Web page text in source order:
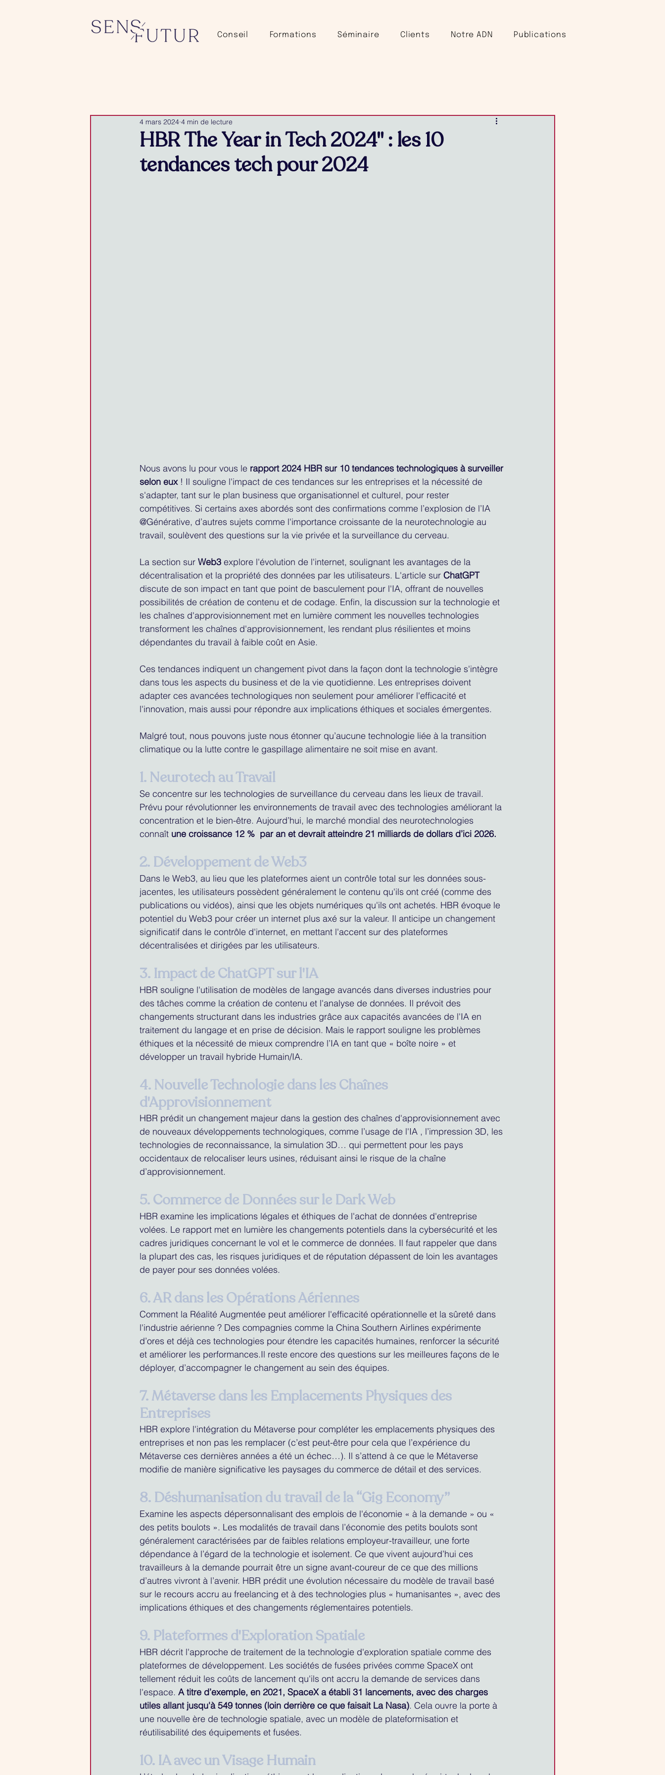
Conseil Formations Séminaire Clients Notre ADN Publications
HBR The Year in Tech 2024" : les 10
tendances tech pour 2024
4 mars 2024 4 min de lecture
Nous avons lu pour vous le rapport 2024 HBR sur 10 tendances technologiques à surveiller
selon eux ! Il souligne l'impact de ces tendances sur les entreprises et la nécessité de
s'adapter, tant sur le plan business que organisationnel et culturel, pour rester
compétitives. Si certains axes abordés sont des confirmations comme l’explosion de l’IA
@Générative, d’autres sujets comme l'importance croissante de la neurotechnologie au
travail, soulèvent des questions sur la vie privée et la surveillance du cerveau.
La section sur Web3 explore l'évolution de l'internet, soulignant les avantages de la
décentralisation et la propriété des données par les utilisateurs. L'article sur ChatGPT
discute de son impact en tant que point de basculement pour l'IA, offrant de nouvelles
possibilités de création de contenu et de codage. Enfin, la discussion sur la technologie et
les chaînes d'approvisionnement met en lumière comment les nouvelles technologies
transforment les chaînes d'approvisionnement, les rendant plus résilientes et moins
dépendantes du travail à faible coût en Asie.
Ces tendances indiquent un changement pivot dans la façon dont la technologie s'intègre
dans tous les aspects du business et de la vie quotidienne. Les entreprises doivent
adapter ces avancées technologiques non seulement pour améliorer l'efficacité et
l'innovation, mais aussi pour répondre aux implications éthiques et sociales émergentes.
Malgré tout, nous pouvons juste nous étonner qu’aucune technologie liée à la transition
climatique ou la lutte contre le gaspillage alimentaire ne soit mise en avant.
1. Neurotech au Travail
Se concentre sur les technologies de surveillance du cerveau dans les lieux de travail.
Prévu pour révolutionner les environnements de travail avec des technologies améliorant la
concentration et le bien-être. Aujourd’hui, le marché mondial des neurotechnologies
connaît une croissance 12 %  par an et devrait atteindre 21 milliards de dollars d’ici 2026.
2. Développement de Web3
Dans le Web3, au lieu que les plateformes aient un contrôle total sur les données sous-
jacentes, les utilisateurs possèdent généralement le contenu qu'ils ont créé (comme des
publications ou vidéos), ainsi que les objets numériques qu'ils ont achetés. HBR évoque le
potentiel du Web3 pour créer un internet plus axé sur la valeur. Il anticipe un changement
significatif dans le contrôle d'internet, en mettant l'accent sur des plateformes
décentralisées et dirigées par les utilisateurs.
3. Impact de ChatGPT sur l'IA
HBR souligne l'utilisation de modèles de langage avancés dans diverses industries pour
des tâches comme la création de contenu et l'analyse de données. Il prévoit des
changements structurant dans les industries grâce aux capacités avancées de l'IA en
traitement du langage et en prise de décision. Mais le rapport souligne les problèmes
éthiques et la nécessité de mieux comprendre l’IA en tant que « boîte noire » et
développer un travail hybride Humain/IA.
4. Nouvelle Technologie dans les Chaînes
d'Approvisionnement
HBR prédit un changement majeur dans la gestion des chaînes d'approvisionnement avec
de nouveaux développements technologiques, comme l’usage de l'IA , l’impression 3D, les
technologies de reconnaissance, la simulation 3D… qui permettent pour les pays
occidentaux de relocaliser leurs usines, réduisant ainsi le risque de la chaîne
d’approvisionnement.
5. Commerce de Données sur le Dark Web
HBR examine les implications légales et éthiques de l'achat de données d'entreprise
volées. Le rapport met en lumière les changements potentiels dans la cybersécurité et les
cadres juridiques concernant le vol et le commerce de données. Il faut rappeler que dans
la plupart des cas, les risques juridiques et de réputation dépassent de loin les avantages
de payer pour ses données volées.
6. AR dans les Opérations Aériennes
Comment la Réalité Augmentée peut améliorer l'efficacité opérationnelle et la sûreté dans
l'industrie aérienne ? Des compagnies comme la China Southern Airlines expérimente
d’ores et déjà ces technologies pour étendre les capacités humaines, renforcer la sécurité
et améliorer les performances.Il reste encore des questions sur les meilleures façons de le
déployer, d’accompagner le changement au sein des équipes.
7. Métaverse dans les Emplacements Physiques des
Entreprises
HBR explore l'intégration du Métaverse pour compléter les emplacements physiques des
entreprises et non pas les remplacer (c’est peut-être pour cela que l’expérience du
Métaverse ces dernières années a été un échec…). Il s’attend à ce que le Métaverse
modifie de manière significative les paysages du commerce de détail et des services.
8. Déshumanisation du travail de la “Gig Economy”
Examine les aspects dépersonnalisant des emplois de l'économie « à la demande » ou «
des petits boulots ». Les modalités de travail dans l’économie des petits boulots sont
généralement caractérisées par de faibles relations employeur-travailleur, une forte
dépendance à l’égard de la technologie et isolement. Ce que vivent aujourd’hui ces
travailleurs à la demande pourrait être un signe avant-coureur de ce que des millions
d’autres vivront à l’avenir. HBR prédit une évolution nécessaire du modèle de travail basé
sur le recours accru au freelancing et à des technologies plus « humanisantes », avec des
implications éthiques et des changements réglementaires potentiels.
9. Plateformes d'Exploration Spatiale
HBR décrit l'approche de traitement de la technologie d'exploration spatiale comme des
plateformes de développement. Les sociétés de fusées privées comme SpaceX ont
tellement réduit les coûts de lancement qu'ils ont accru la demande de services dans
l'espace. A titre d’exemple, en 2021, SpaceX a établi 31 lancements, avec des charges
utiles allant jusqu'à 549 tonnes (loin derrière ce que faisait La Nasa). Cela ouvre la porte à
une nouvelle ère de technologie spatiale, avec un modèle de plateformisation et
réutilisabilité des équipements et fusées.
10. IA avec un Visage Humain